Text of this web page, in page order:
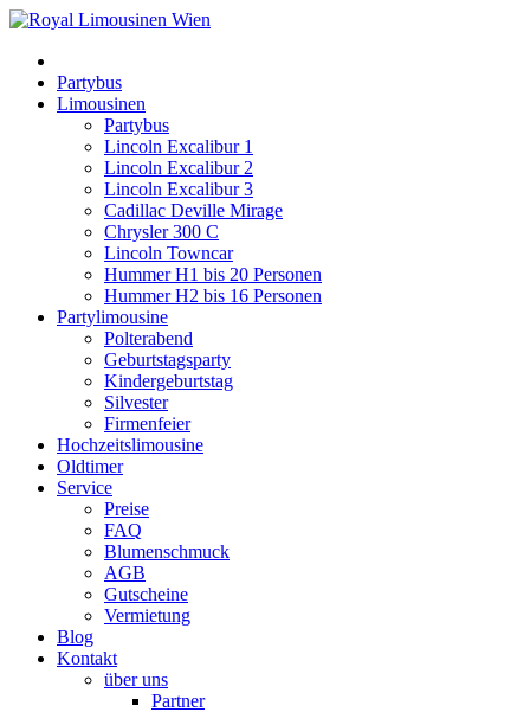
Partybus
Limousinen
Partybus
Lincoln Excalibur 1
Lincoln Excalibur 2
Lincoln Excalibur 3
Cadillac Deville Mirage
Chrysler 300 C
Lincoln Towncar
Hummer H1 bis 20 Personen
Hummer H2 bis 16 Personen
Partylimousine
Polterabend
Geburtstagsparty
Kindergeburtstag
Silvester
Firmenfeier
Hochzeitslimousine
Oldtimer
Service
Preise
FAQ
Blumenschmuck
AGB
Gutscheine
Vermietung
Blog
Kontakt
über uns
Partner